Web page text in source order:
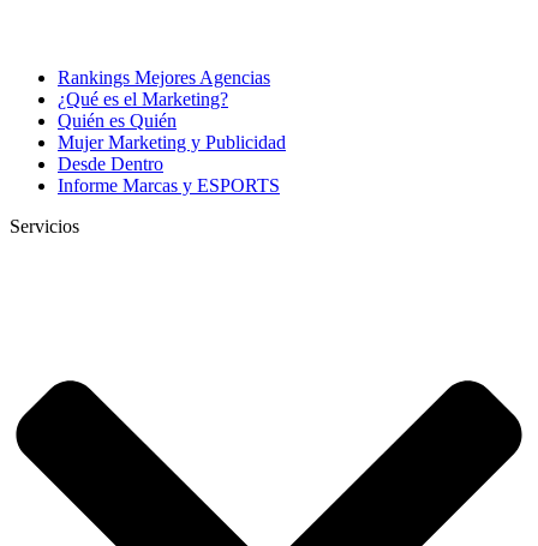
Rankings Mejores Agencias
¿Qué es el Marketing?
Quién es Quién
Mujer Marketing y Publicidad
Desde Dentro
Informe Marcas y ESPORTS
Servicios